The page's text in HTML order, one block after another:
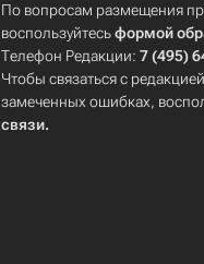
По вопросам размещения
воспользуйтесьформой
Телефон Редакции:7 (495)
Чтобы связаться с
замеченных ошибках,
связи.